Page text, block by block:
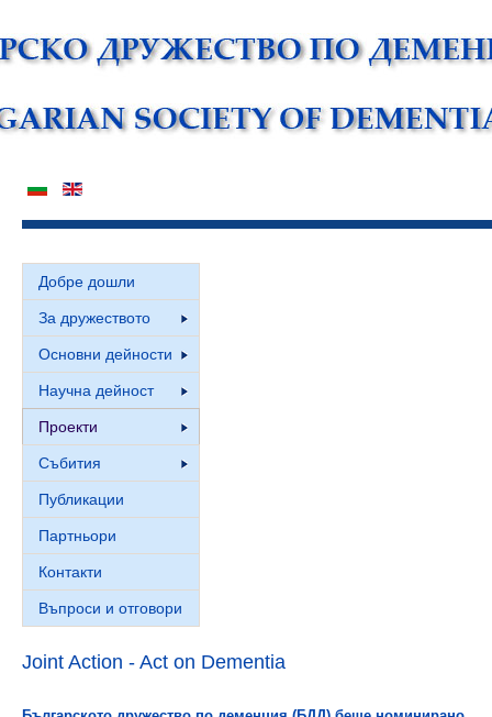
Добре дошли
За дружеството
Основни дейности
Научна дейност
Проекти
Събития
Публикации
Партньори
Контакти
Въпроси и отговори
Joint Action - Act on Dementia